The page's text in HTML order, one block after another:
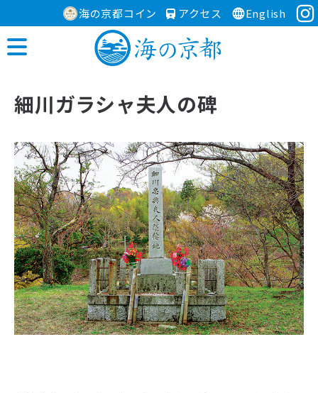
海の京都コイン アクセス English
細川ガラシャ夫人の碑